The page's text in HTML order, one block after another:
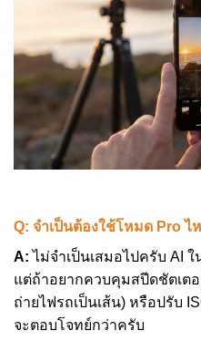
Q: จำเป็นต้องใช้โหมด Pro ไ
A: ไม่จำเป็นเสมอไปครับ AI
แต่ถ้าอยากควบคุมสปีดชัตเต
ถ่ายไฟรถเป็นเส้น) หรือปรับ
จะตอบโจทย์กว่าครับ